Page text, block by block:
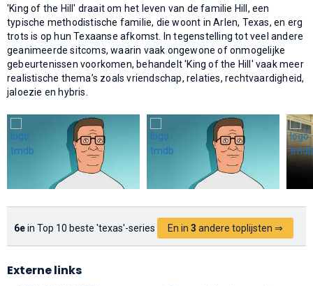
'King of the Hill' draait om het leven van de familie Hill, een
typische methodistische familie, die woont in Arlen, Texas, en erg
trots is op hun Texaanse afkomst. In tegenstelling tot veel andere
geanimeerde sitcoms, waarin vaak ongewone of onmogelijke
gebeurtenissen voorkomen, behandelt 'King of the Hill' vaak meer
realistische thema’s zoals vriendschap, relaties, rechtvaardigheid,
jaloezie en hybris.
6ein Top 10 beste 'texas'-series En in 3 andere toplijsten ⇒
Externe links